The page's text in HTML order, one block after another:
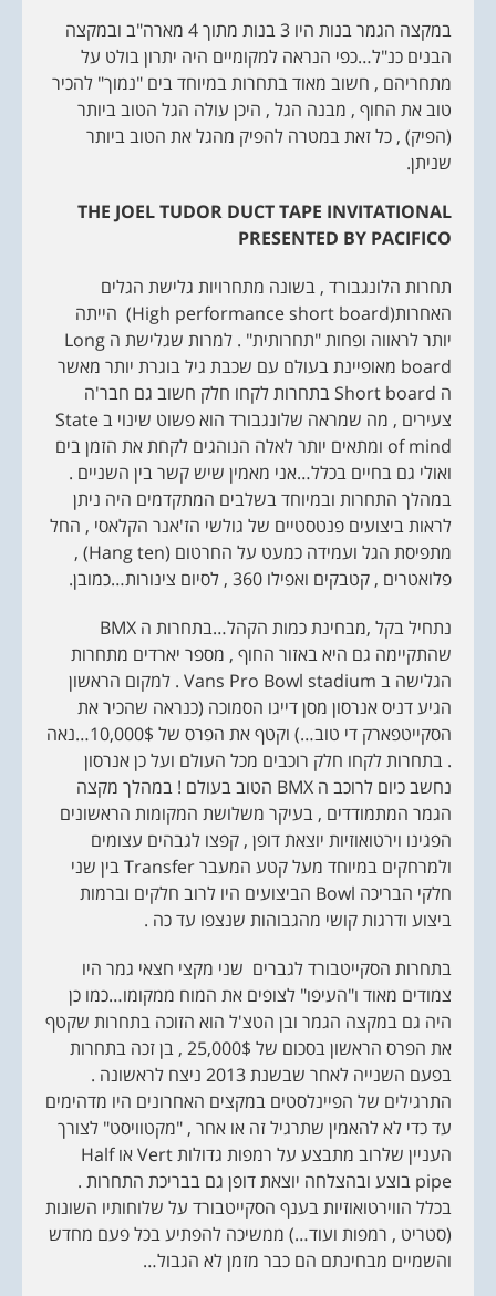
במקצה הגמר בנות היו 3 בנות מתוך 4 מארה"ב ובמקצה
הבנים כנ"ל…כפי הנראה למקומיים היה יתרון בולט על
מתחריהם , חשוב מאוד בתחרות במיוחד בים "נמוך" להכיר
טוב את החוף , מבנה הגל , היכן עולה הגל הטוב ביותר
(הפיק) , כל זאת במטרה להפיק מהגל את הטוב ביותר
שניתן.
THE JOEL TUDOR DUCT TAPE INVITATIONAL
PRESENTED BY PACIFICO
תחרות הלונגבורד , בשונה מתחרויות גלישת הגלים
האחרות(High performance short board) הייתה
יותר לראווה ופחות "תחרותית" . למרות שגלישת ה Long
board מאופיינת בעולם עם שכבת גיל בוגרת יותר מאשר
ה Short board בתחרות לקחו חלק חשוב גם חבר'ה
צעירים , מה שמראה שלונגבורד הוא פשוט שינוי ב State
of mind ומתאים יותר לאלה הנוהגים לקחת את הזמן בים
ואולי גם בחיים בכלל…אני מאמין שיש קשר בין השניים .
במהלך התחרות ובמיוחד בשלבים המתקדמים היה ניתן
לראות ביצועים פנטסטיים של גולשי הז'אנר הקלאסי , החל
מתפיסת הגל ועמידה כמעט על החרטום (Hang ten) ,
פלואטרים , קטבקים ואפילו 360 , לסיום צינורות…כמובן.
נתחיל בקל ,מבחינת כמות הקהל…בתחרות ה BMX
שהתקיימה גם היא באזור החוף , מספר יארדים מתחרות
הגלישה ב Vans Pro Bowl stadium . למקום הראשון
הגיע דניס אנרסון מסן דייגו הסמוכה (כנראה שהכיר את
הסקייטפארק די טוב…) וקטף את הפרס של 10,000$…נאה
. בתחרות לקחו חלק רוכבים מכל העולם ועל כן אנרסון
נחשב כיום לרוכב ה BMX הטוב בעולם ! במהלך מקצה
הגמר המתמודדים , בעיקר משלושת המקומות הראשונים
הפגינו וירטואוזיות יוצאת דופן , קפצו לגבהים עצומים
ולמרחקים במיוחד מעל קטע המעבר Transfer בין שני
חלקי הבריכה Bowl הביצועים היו לרוב חלקים וברמות
ביצוע ודרגות קושי מהגבוהות שנצפו עד כה .
בתחרות הסקייטבורד לגברים שני מקצי חצאי גמר היו
צמודים מאוד ו"העיפו" לצופים את המוח ממקומו…כמו כן
היה גם במקצה הגמר ובן הטצ'ל הוא הזוכה בתחרות שקטף
את הפרס הראשון בסכום של 25,000$ , בן זכה בתחרות
בפעם השנייה לאחר שבשנת 2013 ניצח לראשונה .
התרגילים של הפיינלסטים במקצים האחרונים היו מדהימים
עד כדי לא להאמין שתרגיל זה או אחר , "מקטוויסט" לצורך
העניין שלרוב מתבצע על רמפות גדולות Vert או Half
pipe בוצע ובהצלחה יוצאת דופן גם בבריכת התחרות .
בכלל הווירטואוזיות בענף הסקייטבורד על שלוחותיו השונות
(סטריט , רמפות ועוד…) ממשיכה להפתיע בכל פעם מחדש
והשמיים מבחינתם הם כבר מזמן לא הגבול…